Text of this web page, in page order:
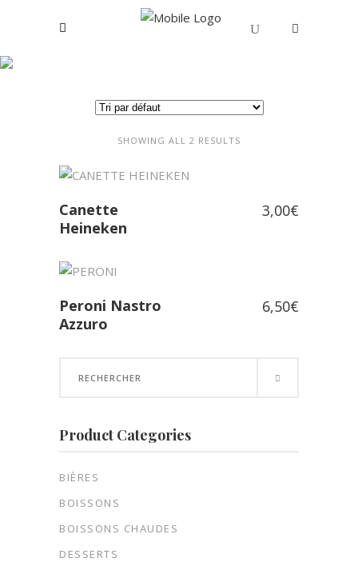
SHOWING ALL 2 RESULTS
Canette
Heineken
3,00€
Peroni Nastro
Azzuro
6,50€
Product Categories
BIÈRES
BOISSONS
BOISSONS CHAUDES
DESSERTS